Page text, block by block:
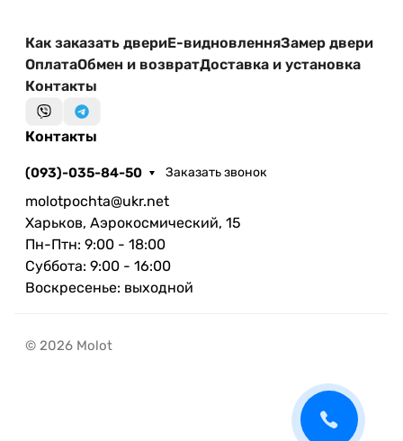
Как заказать двериЕ-видновленняЗамер двери
ОплатаОбмен и возвратДоставка и установка
Контакты
Контакты
(093)-035-84-50 Заказать звонок
molotpochta@ukr.net
Харьков, Аэрокосмический, 15
Пн-Птн: 9:00 - 18:00
Суббота: 9:00 - 16:00
Воскресенье: выходной
© 2026 Molot